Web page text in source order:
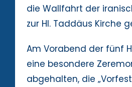
die Wallfahrt der
zur Hl. Taddäus Kirche
Am Vorabend der fünf
eine besondere
abgehalten, die